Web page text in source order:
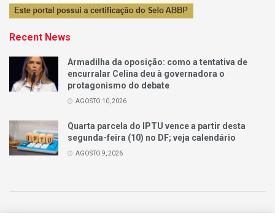
Recent News
Armadilha da oposição: como a tentativa de
encurralar Celina deu à governadora o
protagonismo do debate
AGOSTO 10, 2026
Quarta parcela do IPTU vence a partir desta
segunda-feira (10) no DF; veja calendário
AGOSTO 9, 2026